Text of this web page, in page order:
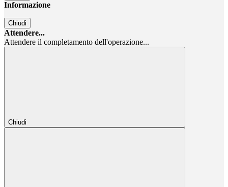
Informazione
Chiudi
Attendere...
Attendere il completamento dell'operazione...
Chiudi